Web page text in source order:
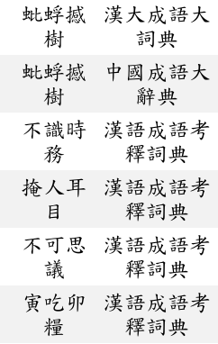
蚍蜉撼
樹
漢大成語大
詞典
蚍蜉撼
樹
中國成語大
辭典
不識時
務
漢語成語考
釋詞典
掩人耳
目
漢語成語考
釋詞典
不可思
議
漢語成語考
釋詞典
寅吃卯
糧
漢語成語考
釋詞典